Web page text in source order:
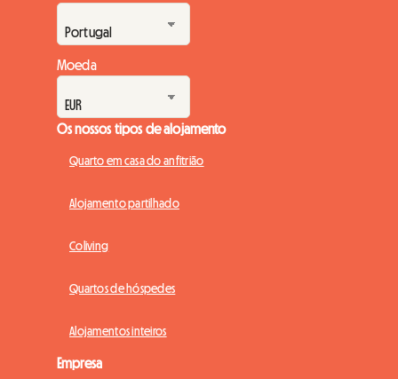
Moeda
Os nossos tipos de alojamento
Quarto em casa do anfitrião
Alojamento partilhado
Coliving
Quartos de hóspedes
Alojamentos inteiros
Empresa